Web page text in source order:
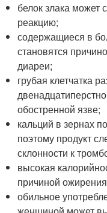
белок злака может
реакцию;
содержащиеся в
становятся
диареи;
грубая клетчатка
обостренной язве;
кальций в зернах
поэтому продукт
склонности к
высокая
причиной
обильное